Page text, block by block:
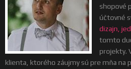
shopové
účtovné
dizajn,
tomto
projekty.
klienta, ktorého záujmy sú pre mňa na